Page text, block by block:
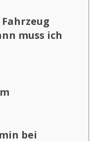
muss ich
bei